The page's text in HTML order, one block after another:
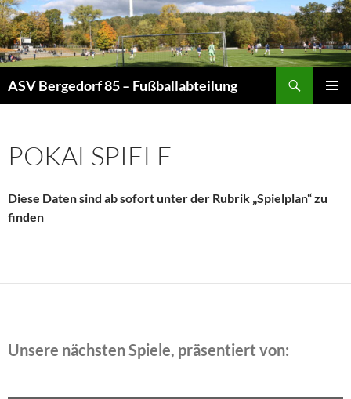
Zum
Inhalt
springen
ASV Bergedorf 85 – Fußballabteilung
POKALSPIELE
Diese Daten sind ab sofort unter der Rubrik „Spielplan“ zu
finden
Unsere nächsten Spiele, präsentiert von: